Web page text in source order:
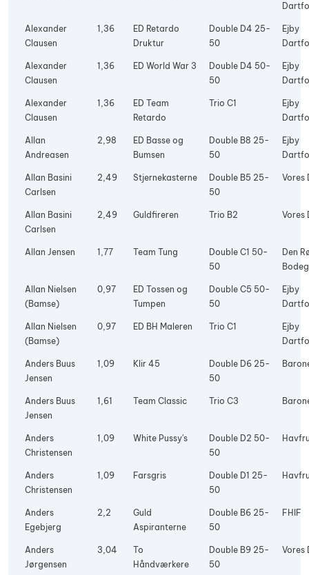
Alexander
Clausen
1,36
ED Retardo
Druktur
Double D4 25-
50
Ejby
Alexander
Clausen
1,36 ED World War 3
Double D4 50-
50
Ejby
Alexander
Clausen
1,36
ED Team
Retardo
Trio C1
Ejby
Allan
Andreasen
2,98
ED Basse og
Bumsen
Double B8 25-
50
Ejby
Allan Basini
Carlsen
2,49 Stjernekasterne
Double B5 25-
50
Vores
Allan Basini
Carlsen
2,49 Guldfireren Trio B2 Vores
Allan Jensen 1,77 Team Tung
Double C1 50-
50
Den
Allan Nielsen
(Bamse)
0,97
ED Tossen og
Tumpen
Double C5 50-
50
Ejby
Allan Nielsen
(Bamse)
0,97 ED BH Maleren Trio C1
Ejby
Anders Buus
Jensen
1,09 Klir 45
Double D6 25-
50
Anders Buus
Jensen
1,61 Team Classic Trio C3
Anders
Christensen
1,09 White Pussy's
Double D2 50-
50
Anders
Christensen
1,09 Farsgris
Double D1 25-
50
Anders
Egebjerg
2,2
Guld
Aspiranterne
Double B6 25-
50
FHIF
Anders
Jørgensen
3,04
To
Håndværkere
Double B9 25-
50
Vores